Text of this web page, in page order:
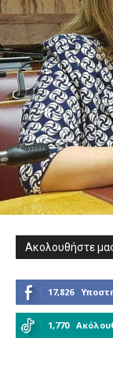
Ακολουθήστε
17,826
1,770